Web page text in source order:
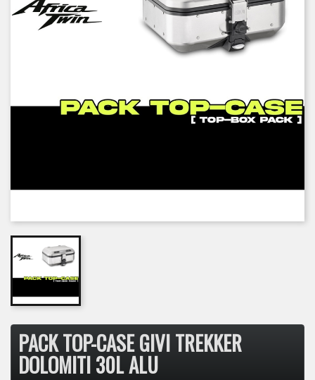
PACK TOP-CASE GIVI TREKKER
DOLOMITI 30L ALU